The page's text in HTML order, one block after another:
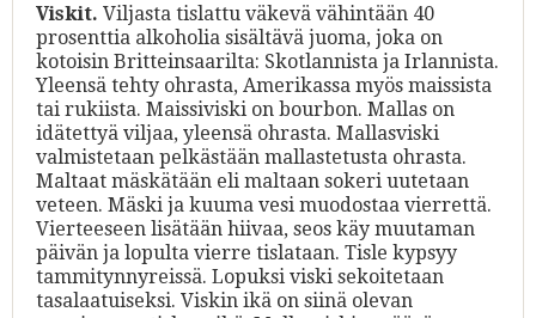
Viskit. Viljasta tislattu väkevä vähintään 40
prosenttia alkoholia sisältävä juoma, joka on
kotoisin Britteinsaarilta: Skotlannista ja Irlannista.
Yleensä tehty ohrasta, Amerikassa myös maissista
tai rukiista. Maissiviski on bourbon. Mallas on
idätettyä viljaa, yleensä ohrasta. Mallasviski
valmistetaan pelkästään mallastetusta ohrasta.
Maltaat mäskätään eli maltaan sokeri uutetaan
veteen. Mäski ja kuuma vesi muodostaa vierrettä.
Vierteeseen lisätään hiivaa, seos käy muutaman
päivän ja lopulta vierre tislataan. Tisle kypsyy
tammitynnyreissä. Lopuksi viski sekoitetaan
tasalaatuiseksi. Viskin ikä on siinä olevan